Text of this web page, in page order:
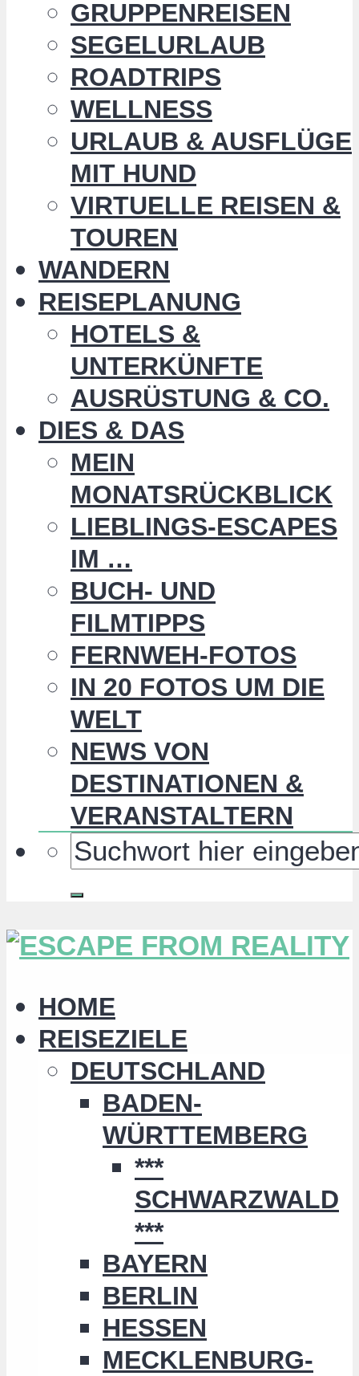
GRUPPENREISEN
SEGELURLAUB
ROADTRIPS
WELLNESS
URLAUB & AUSFLÜGE
MIT HUND
VIRTUELLE REISEN &
TOUREN
WANDERN
REISEPLANUNG
HOTELS &
UNTERKÜNFTE
AUSRÜSTUNG & CO.
DIES & DAS
MEIN
MONATSRÜCKBLICK
LIEBLINGS-ESCAPES
IM …
BUCH- UND
FILMTIPPS
FERNWEH-FOTOS
IN 20 FOTOS UM DIE
WELT
NEWS VON
DESTINATIONEN &
VERANSTALTERN
HOME
REISEZIELE
DEUTSCHLAND
BADEN-
WÜRTTEMBERG
***
SCHWARZWALD
***
BAYERN
BERLIN
HESSEN
MECKLENBURG-